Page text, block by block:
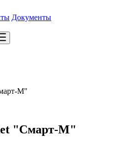
Документы
M"
"Смарт-M"